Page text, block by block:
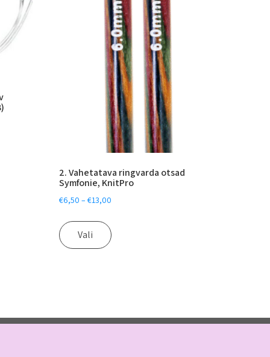
2. Vahetatava ringvarda otsad
Symfonie, KnitPro
€6,50 – €13,00
Vali